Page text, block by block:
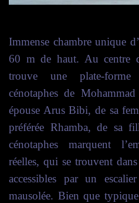
Immense chambre unique
60 m de haut. Au centre
trouve une plate-
cénotaphes de
épouse Arus Bibi, de sa
préférée Rhamba, de sa
cénotaphes marquent
réelles, qui se trouvent
accessibles par un
mausolée. Bien que